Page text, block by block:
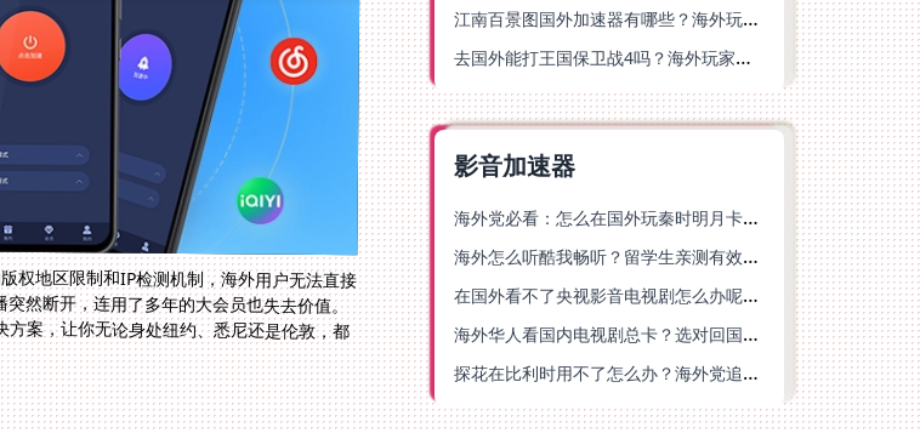
权地区限制和IP检测机制，海外用户无法直接
然断开，连用了多年的大会员也失去价值。
方案，让你无论身处纽约、悉尼还是伦敦，都
江南百景图国外加速器有哪些？海外玩家亲测好用的选择与避坑指南
去国外能打王国保卫战4吗？海外玩家国服游戏加速全攻略（附公主连结幻想江湖实测）
影音加速器
海外党必看：怎么在国外玩秦时明月卡牌版？附豆瓣EZCast地区限制破解法
海外怎么听酷我畅听？留学生亲测有效的华语内容解锁指南
在国外看不了央视影音电视剧怎么办呢？海外党亲测有效的回国加速方案
海外华人看国内电视剧总卡？选对回国加速器，还能解决菲律宾打不开反诈中心的问题
探花在比利时用不了怎么办？海外党追剧办事全攻略，选对加速器就够了